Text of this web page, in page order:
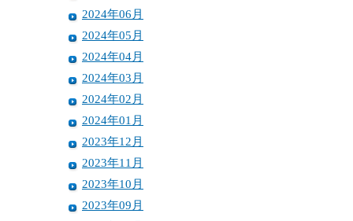
2024年06月
2024年05月
2024年04月
2024年03月
2024年02月
2024年01月
2023年12月
2023年11月
2023年10月
2023年09月